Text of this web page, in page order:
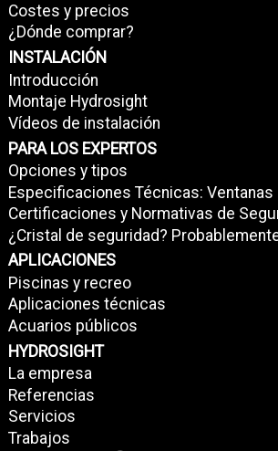
Costes y precios
¿Dónde comprar?
INSTALACIÓN
Introducción
Montaje Hydrosight
Vídeos de instalación
PARA LOS EXPERTOS
Opciones y tipos
Especificaciones Técnicas:
Certificaciones y Normativas de
¿Cristal de seguridad?
APLICACIONES
Piscinas y recreo
Aplicaciones técnicas
Acuarios públicos
HYDROSIGHT
La empresa
Referencias
Servicios
Trabajos